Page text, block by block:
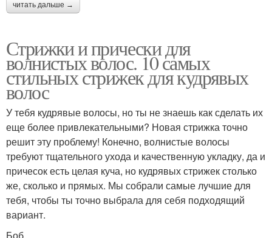
читать дальше →
Стрижки и прически для
волнистых волос. 10 самых
стильных стрижек для кудрявых
волос
У тебя кудрявые волосы, но ты не знаешь как сделать их
еще более привлекательными? Новая стрижка точно
решит эту проблему! Конечно, волнистые волосы
требуют тщательного ухода и качественную укладку, да и
причесок есть целая куча, но кудрявых стрижек столько
же, сколько и прямых. Мы собрали самые лучшие для
тебя, чтобы ты точно выбрала для себя подходящий
вариант.